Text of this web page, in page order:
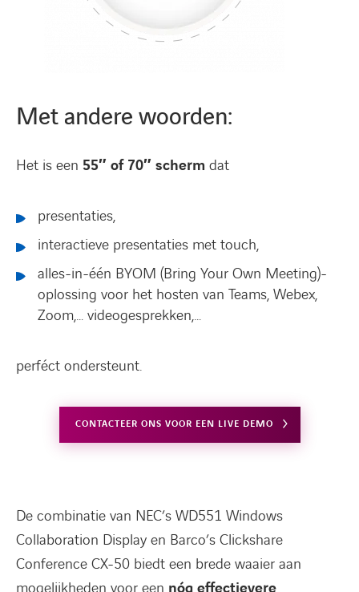
Met andere woorden:
Het is een 55″ of 70″ scherm dat
presentaties,
interactieve presentaties met touch,
alles-in-één BYOM (Bring Your Own Meeting)-
oplossing voor het hosten van Teams, Webex,
Zoom,… videogesprekken,…
perféct ondersteunt.
CONTACTEER ONS VOOR EEN LIVE DEMO
De combinatie van NEC’s WD551 Windows
Collaboration Display en Barco’s Clickshare
Conference CX-50 biedt een brede waaier aan